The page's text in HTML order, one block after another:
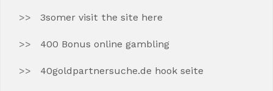
3somer visit the site here
400 Bonus online gambling
40goldpartnersuche.de hook seite